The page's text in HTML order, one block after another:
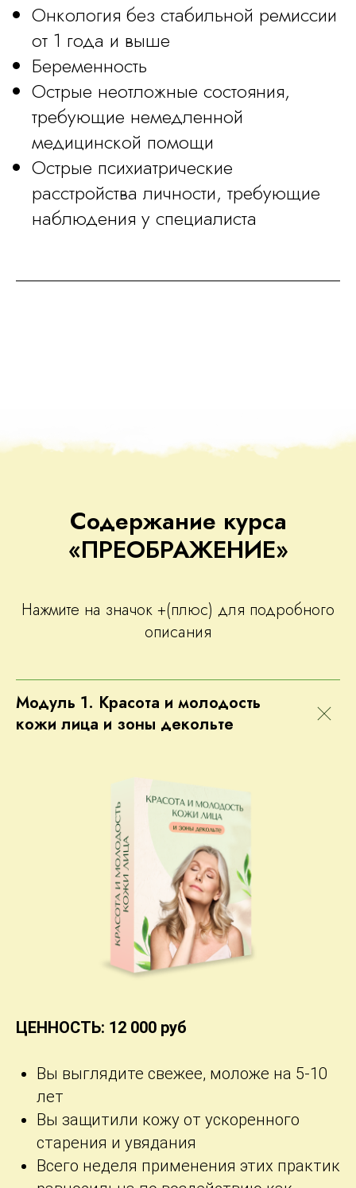
Онкология без стабильной ремиссии
от 1 года и выше
Беременность
Острые неотложные состояния,
требующие немедленной
медицинской помощи
Острые психиатрические
расстройства личности, требующие
наблюдения у специалиста
Содержание курса
«ПРЕОБРАЖЕНИЕ»
Нажмите на значок +(плюс) для подробного
описания
Модуль 1. Красота и молодость
кожи лица и зоны декольте
ЦЕННОСТЬ: 12 000 руб
Вы выглядите свежее, моложе на 5-10
лет
Вы защитили кожу от ускоренного
старения и увядания
Всего неделя применения этих практик
При оформлении заявки сегодня,
Вы получите бонусы, общей
стоимостью
22 000 рублей,
БЕСПЛАТНО
Бонусы